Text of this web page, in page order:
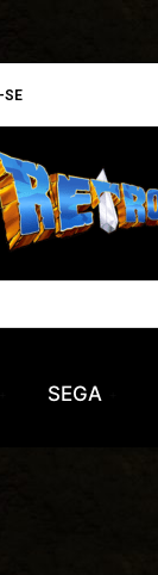
SE
SEGA